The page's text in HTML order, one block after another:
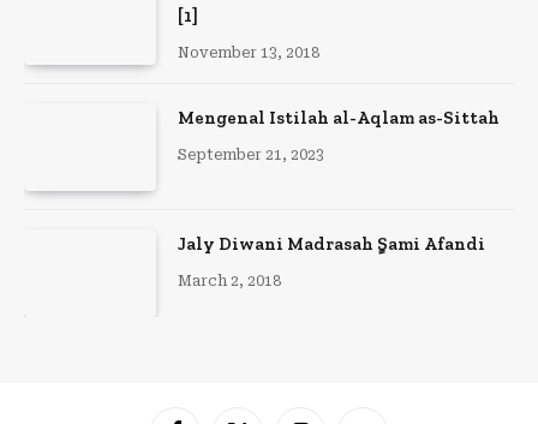
[1]
November 13, 2018
Mengenal Istilah al-Aqlam as-Sittah
September 21, 2023
Jaly Diwani Madrasah ٍSami Afandi
March 2, 2018